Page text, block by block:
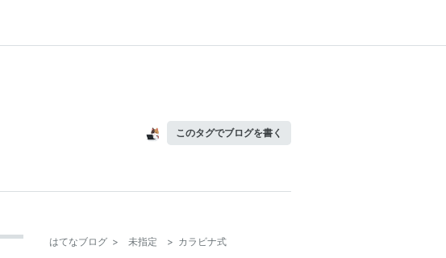
このタグでブログを書く
はてなブログ > 未指定 > カラビナ式